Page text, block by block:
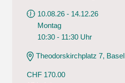
10.08.26 - 14.12.26
Montag
10:30 - 11:30 Uhr
Theodorskirchplatz 7, Basel
CHF 170.00